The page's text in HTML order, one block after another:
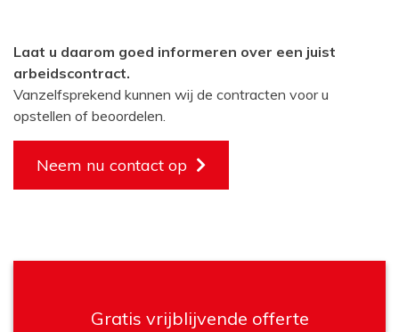
Laat u daarom goed informeren over een juist
arbeidscontract.
Vanzelfsprekend kunnen wij de contracten voor u
opstellen of beoordelen.
Neem nu contact op
Gratis vrijblijvende offerte